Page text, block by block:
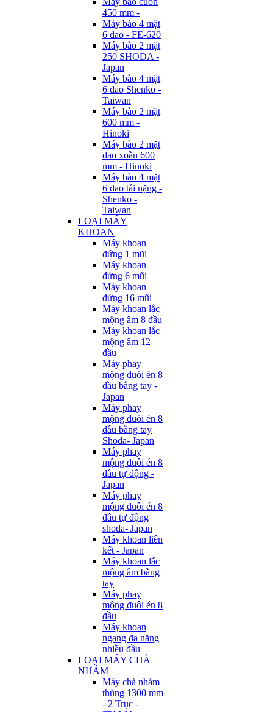
450 mm -
Máy bào 4 mặt
6 dao - FE-620
Máy bào 2 mặt
250 SHODA -
Japan
Máy bào 4 mặt
6 dao Shenko -
Taiwan
Máy bào 2 mặt
600 mm -
Hinoki
Máy bào 2 mặt
dao xoắn 600
mm - Hinoki
Máy bào 4 mặt
6 dao tải nặng -
Shenko -
Taiwan
LOẠI MÁY
KHOAN
Máy khoan
đứng 1 mũi
Máy khoan
đứng 6 mũi
Máy khoan
đứng 16 mũi
Máy khoan lắc
mộng âm 8 đầu
Máy khoan lắc
mộng âm 12
đầu
Máy phay
mộng đuôi én 8
đầu bằng tay -
Japan
Máy phay
mộng đuôi én 8
đầu bằng tay
Shoda- Japan
Máy phay
mộng đuôi én 8
đầu tự động -
Japan
Máy phay
mộng đuôi én 8
đầu tự động
shoda- Japan
Máy khoan liên
kết - Japan
Máy khoan lắc
mộng âm bằng
tay
Máy phay
mộng đuôi én 8
đầu
Máy khoan
ngang đa năng
nhiều đầu
LOẠI MÁY CHÀ
NHÁM
Máy chà nhám
thùng 1300 mm
- 2 Trục -